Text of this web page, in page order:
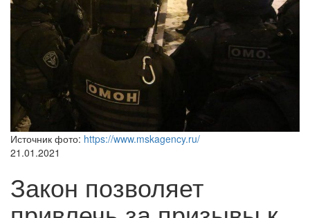
Источник фото: https://www.mskagency.ru/
21.01.2021
Закон позволяет